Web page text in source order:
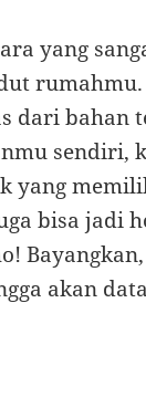
yang
dari bahan
sendiri,
yang
bisa jadi
akan